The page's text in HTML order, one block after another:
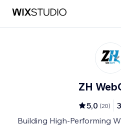
ZH
5,0 (20)
Building High-Performing